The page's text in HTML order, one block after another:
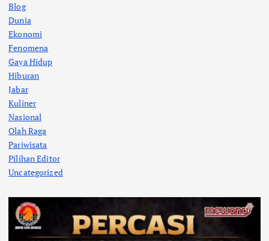
Blog
Dunia
Ekonomi
Fenomena
Gaya Hidup
Hiburan
Jabar
Kuliner
Nasional
Olah Raga
Pariwisata
Pilihan Editor
Uncategorized